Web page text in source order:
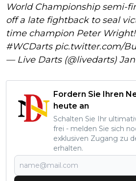
World Championship semi-
off a late fightback to seal
time champion Peter Wright!
#WCDarts pic.twitter.com/
— Live Darts (@livedarts)
Fordern Sie Ihren
heute an
Schalten Sie Ihr
frei - melden Sie sich
exklusiven Zugang zu
erhalten.